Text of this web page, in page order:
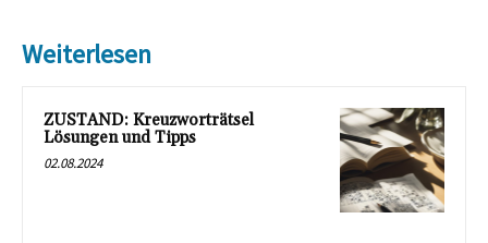
Weiterlesen
ZUSTAND: Kreuzworträtsel
Lösungen und Tipps
02.08.2024